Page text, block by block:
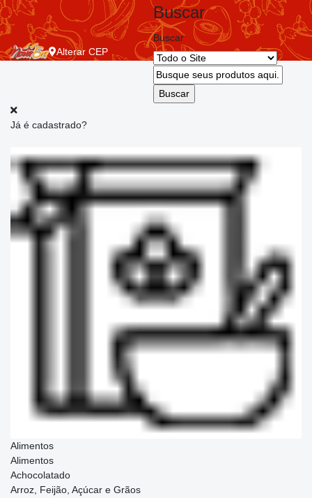
Alterar CEP
Buscar
Buscar
Já é cadastrado?
Alimentos
Alimentos
Achocolatado
Arroz, Feijão, Açúcar e Grãos